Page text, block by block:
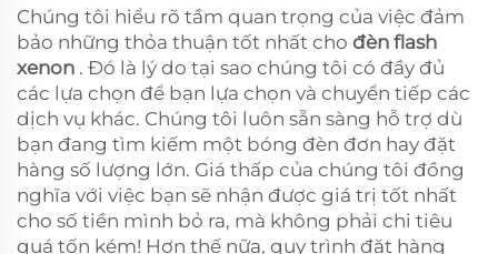
Chúng tôi hiểu rõ tầm quan trọng của việc đảm
bảo những thỏa thuận tốt nhất cho đèn flash
xenon . Đó là lý do tại sao chúng tôi có đầy đủ
các lựa chọn để bạn lựa chọn và chuyển tiếp các
dịch vụ khác. Chúng tôi luôn sẵn sàng hỗ trợ dù
bạn đang tìm kiếm một bóng đèn đơn hay đặt
hàng số lượng lớn. Giá thấp của chúng tôi đồng
nghĩa với việc bạn sẽ nhận được giá trị tốt nhất
cho số tiền mình bỏ ra, mà không phải chi tiêu
quá tốn kém! Hơn thế nữa, quy trình đặt hàng